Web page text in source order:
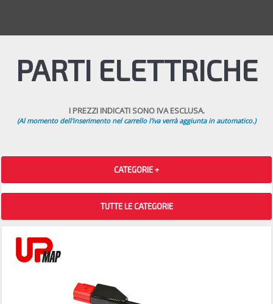
PARTI ELETTRICHE
I PREZZI INDICATI SONO IVA ESCLUSA.
(Al momento dell'inserimento nel carrello l'iva verrà aggiunta in automatico.)
CATEGORIE +
TUTTE LE CATEGORIE